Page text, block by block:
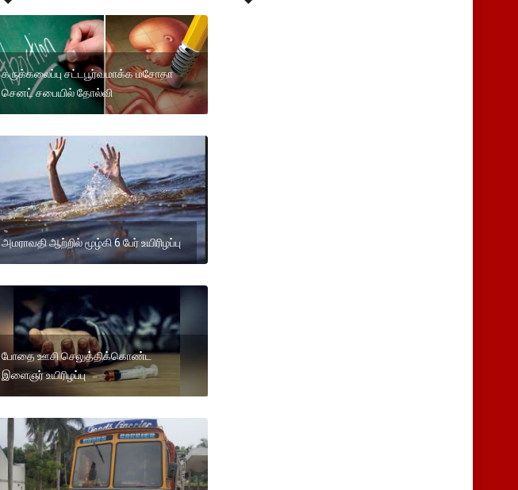
கருக்கலைப்பு சட்டபூர்வமாக்க மசோதா
செனட் சபையில் தோல்வி
அமராவதி ஆற்றில் மூழ்கி 6 பேர் உயிரிழப்பு
போதை ஊசி செலுத்திக்கொண்ட
இளைஞர் உயிரிழப்பு